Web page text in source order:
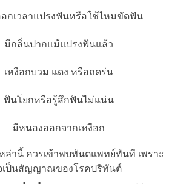
อกเวลาแปรงฟันหรือใช้ไหมขัดฟัน
มีกลิ่นปากแม้แปรงฟันแล้ว
เหงือกบวม แดง หรือถดร่น
ฟันโยกหรือรู้สึกฟันไม่แน่น
มีหนองออกจากเหงือก
ล่านี้ ควรเข้าพบทันตแพทย์ทันที เพราะ
เป็นสัญญาณของโรคปริทันต์